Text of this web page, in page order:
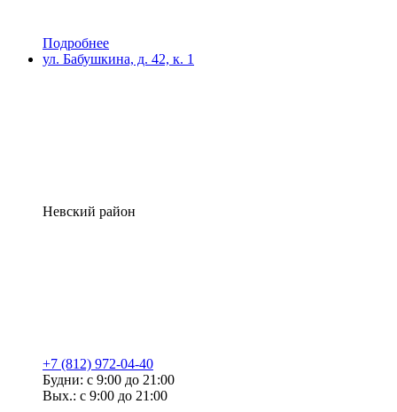
Подробнее
ул. Бабушкина, д. 42, к. 1
Невский район
+7 (812) 972-04-40
Будни: с 9:00 до 21:00
Вых.: с 9:00 до 21:00